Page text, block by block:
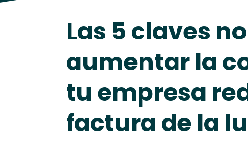
Las 5 claves
aumentar la
tu empresa
factura de la